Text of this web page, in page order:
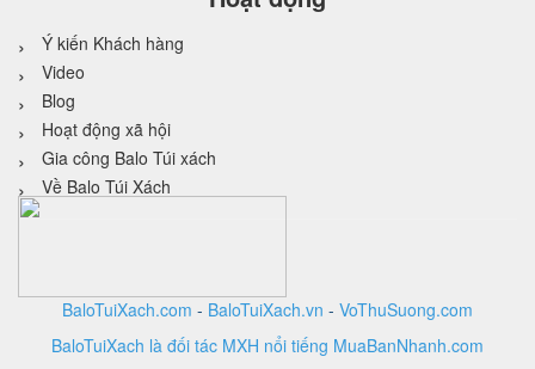
Ý kiến Khách hàng
Video
Blog
Hoạt động xã hội
Gia công Balo Túi xách
Về Balo Túi Xách
BaloTuiXach.com - BaloTuiXach.vn - VoThuSuong.com
BaloTuiXach là đối tác MXH nổi tiếng MuaBanNhanh.com